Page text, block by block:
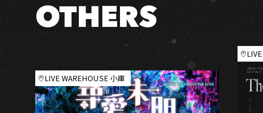
OTHERS
LIVE WAREHOUSE 小庫